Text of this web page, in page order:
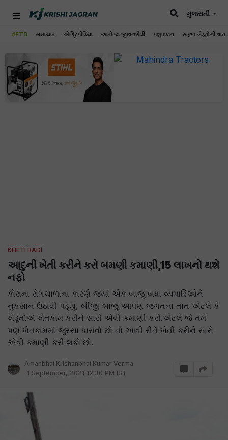
#FTB સમાચાર એગ્રિપીડિયા આરોગ્ય જીવનશૈલી પશુપાલન સફળ ખેડૂતોની વાત
ગુજરાતી
KHETI BADI
આદુની ખેતી કરીને કરો બમણી કમાણી,15 લાખનો થશે
નફો
કોરાના રોગચાળાના કારણે જ્યાં એક બાજુ બધા વ્યપારિઓને
નુકસાન ઉઠાવી પડ્યુ, બીજી બાજુ આપણ જગતના તાત એટલે કે
ખેડૂતોએ ખેતકામ કરીને સારી એવી કમાણી કરી.એટલે જે તમે
પણ ખેતકામમાં જુસ્સા ધારાવો છો તો આવી રીતે ખેતી કરીને સારો
એવી કમાણી કરી શકો છો.
Amanbhai Krishanbhai Kumar Verma
1 September, 2021 12:30 PM IST